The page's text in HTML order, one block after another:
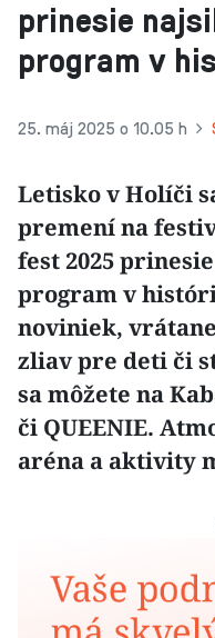
prinesie
program v
25. máj 2025 o 10.05 h
Letisko v Holíči
premení na
fest 2025
program v
noviniek,
zliav pre deti či
sa môžete na
či QUEENIE.
aréna a aktivity